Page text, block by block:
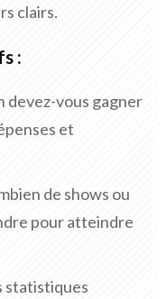
clairs.
:
devez-vous gagner
et
de shows ou
pour atteindre
statistiques